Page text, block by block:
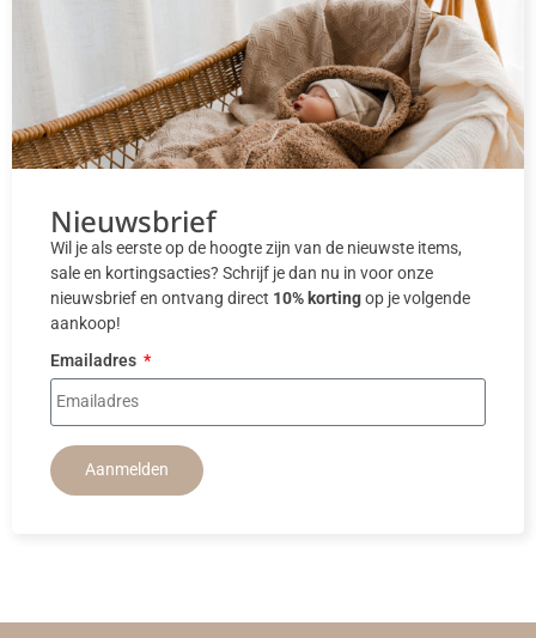
Nieuwsbrief
Wil je als eerste op de hoogte zijn van de nieuwste items,
sale en kortingsacties? Schrijf je dan nu in voor onze
nieuwsbrief en ontvang direct 10% kortingop je volgende
aankoop!
Emailadres
Aanmelden